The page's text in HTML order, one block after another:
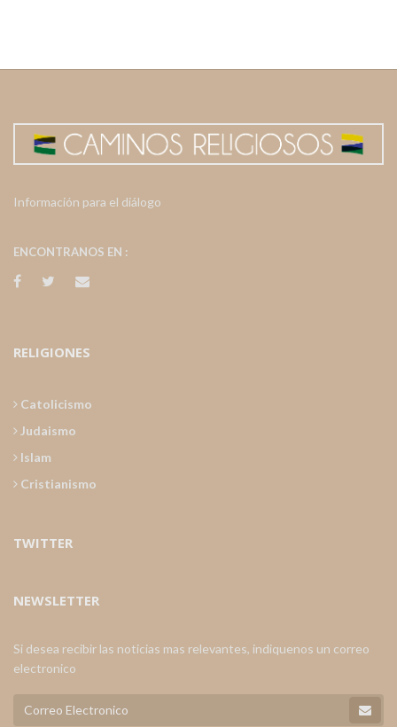
Información para el diálogo
ENCONTRANOS EN :
RELIGIONES
Catolicismo
Judaismo
Islam
Cristianismo
TWITTER
NEWSLETTER
Si desea recibir las noticias mas relevantes, indiquenos un correo
electronico